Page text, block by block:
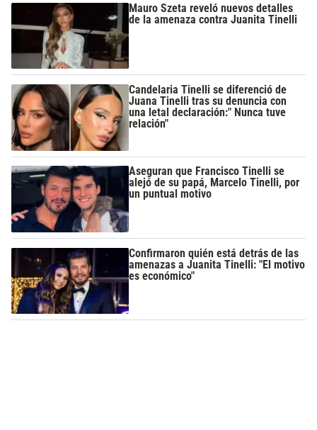
Mauro Szeta reveló nuevos detalles
de la amenaza contra Juanita Tinelli
Candelaria Tinelli se diferenció de
Juana Tinelli tras su denuncia con
una letal declaración:" Nunca tuve
relación"
Aseguran que Francisco Tinelli se
alejó de su papá, Marcelo Tinelli, por
un puntual motivo
Confirmaron quién está detrás de las
amenazas a Juanita Tinelli: "El motivo
es económico"